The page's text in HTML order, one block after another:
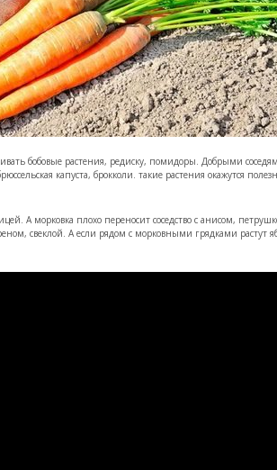
бобовые растения, редиску, помидоры. Добрыми
капуста, брокколи. такие растения окажутся
А морковка плохо переносит соседство с анисом,
свеклой. А если рядом с морковными грядками растут